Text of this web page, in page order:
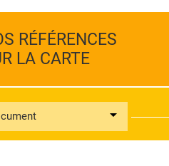
RÉFÉRENCES
LA CARTE